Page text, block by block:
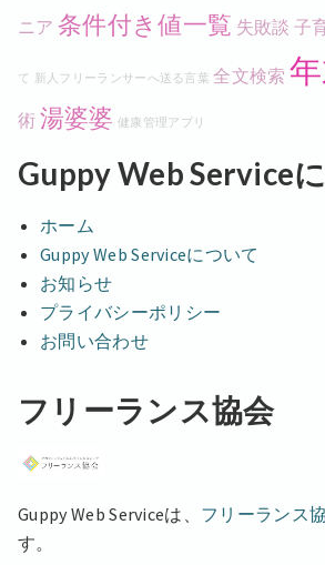
ニア 条件付き値一覧 失敗談 子
て 新人フリーランサーへ送る言葉 全文検索
術 湯婆婆 健康管理アプリ
Guppy Web Service
ホーム
Guppy Web Serviceについて
お知らせ
プライバシーポリシー
お問い合わせ
フリーランス協会
Guppy Web Serviceは、 フリーランス
す。